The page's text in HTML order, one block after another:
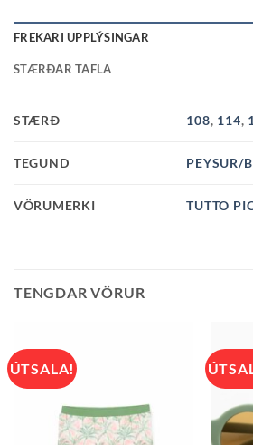
FREKARI UPPLÝSINGAR
STÆRÐAR TAFLA
STÆRÐ 108, 114,
TEGUND PEYSUR/
VÖRUMERKI TUTTO
TENGDAR VÖRUR
ÚTSALA!